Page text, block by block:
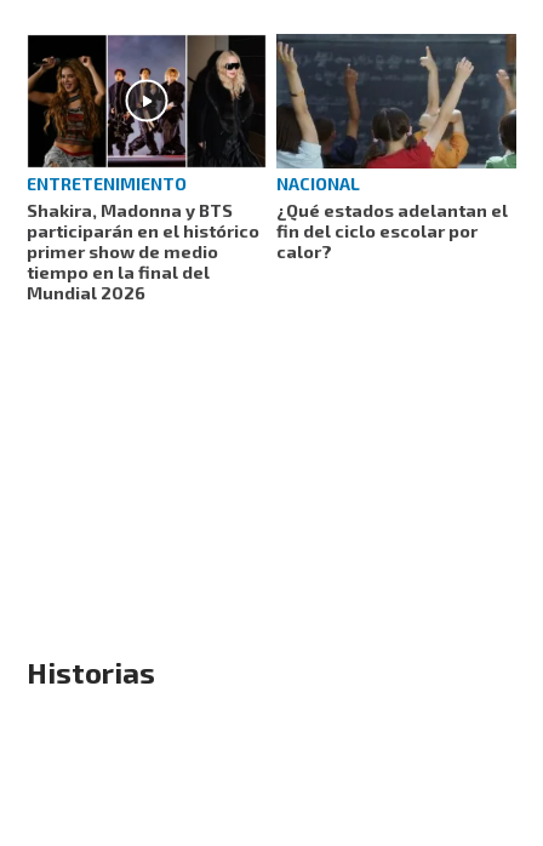
ENTRETENIMIENTO
Shakira, Madonna y BTS
participarán en el histórico
primer show de medio
tiempo en la final del
Mundial 2026
NACIONAL
¿Qué estados adelantan el
fin del ciclo escolar por
calor?
Historias